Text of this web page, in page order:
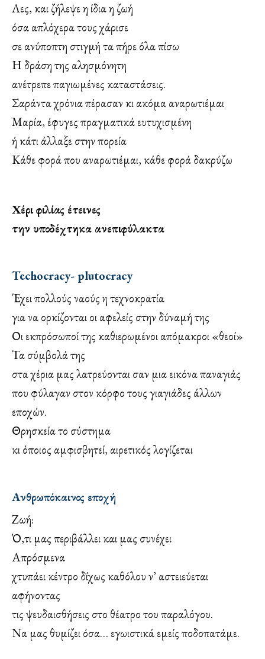
Λες, και ζήλεψε η ίδια η ζωή
όσα απλόχερα τους χάρισε
σε ανύποπτη στιγμή τα πήρε όλα πίσω
Η δράση της αλησμόνητη
ανέτρεπε παγιωμένες καταστάσεις.
Σαράντα χρόνια πέρασαν κι ακόμα αναρωτιέμαι
Μαρία, έφυγες πραγματικά ευτυχισμένη
ή κάτι άλλαξε στην πορεία
Κάθε φορά που αναρωτιέμαι, κάθε φορά δακρύζω
Χέρι φιλίας έτεινες
την υποδέχτηκα ανεπιφύλακτα
Techocracy- plutocracy
Έχει πολλούς ναούς η τεχνοκρατία
για να ορκίζονται οι αφελείς στην δύναμή της
Οι εκπρόσωποί της καθιερωμένοι απόμακροι «θεοί»
Τα σύμβολά της
στα χέρια μας λατρεύονται σαν μια εικόνα παναγιάς
που φύλαγαν στον κόρφο τους γιαγιάδες άλλων
εποχών.
Θρησκεία το σύστημα
κι όποιος αμφισβητεί, αιρετικός λογίζεται
Ανθρωπόκαινος εποχή
Ζωή:
Ό,τι μας περιβάλλει και μας συνέχει
Απρόσμενα
χτυπάει κέντρο δίχως καθόλου ν’ αστειεύεται
αφήνοντας
τις ψευδαισθήσεις στο θέατρο του παραλόγου.
Να μας θυμίζει όσα… εγωιστικά εμείς ποδοπατάμε.